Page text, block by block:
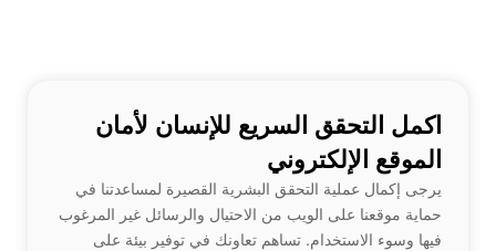
اكمل التحقق السريع للإنسان لأمان
الموقع الإلكتروني
يرجى إكمال عملية التحقق البشرية القصيرة لمساعدتنا في
حماية موقعنا على الويب من الاحتيال والرسائل غير المرغوب
فيها وسوء الاستخدام. تساهم تعاونك في توفير بيئة على